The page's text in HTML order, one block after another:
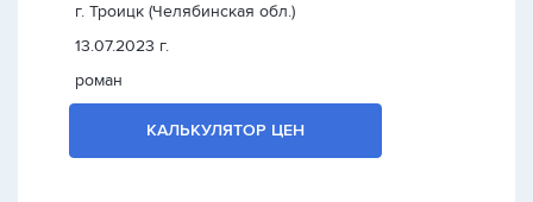
г. Троицк (Челябинская обл.)
13.07.2023 г.
роман
КАЛЬКУЛЯТОР ЦЕН